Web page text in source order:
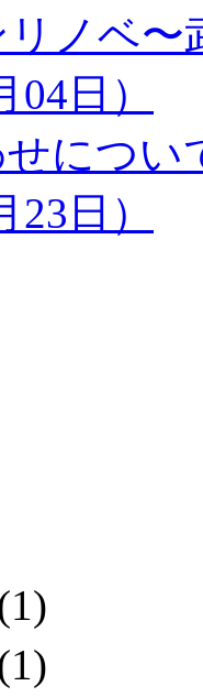
リノベ
04日）
につい
23日）